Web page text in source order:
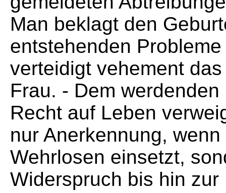
Man beklagt den
entstehenden
verteidigt vehement
Frau. - Dem
Recht auf Leben
nur Anerkennung,
Wehrlosen einsetzt,
Widerspruch bis hin